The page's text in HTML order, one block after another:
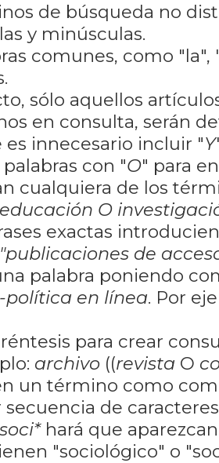
de búsqueda no
y minúsculas.
comunes, como "la",
sólo aquellos
en consulta, serán
es innecesario incluir "Y
con "O" para
cualquiera de los
educación O
exactas
"publicaciones de
palabra poniendo
-política en línea. Por
para crear
archivo ((revista O
un término como
de
soci*hará que
"sociológico" o